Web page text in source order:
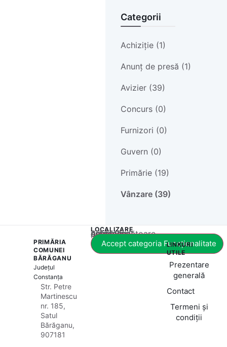
Categorii
Achiziție (1)
Anunț de presă (1)
Avizier (39)
Concurs (0)
Furnizori (0)
Guvern (0)
Primărie (19)
Vânzare (39)
PRIMĂRIA
COMUNEI
BĂRĂGANU
Județul
Constanța
Str. Petre
Martinescu
nr. 185,
Satul
Bărăganu,
907181
LOCALIZARE
Acest conținut este blocat până când acceptați categoria corespunzătoare de cookie-uri.
Accept categoria Funcționalitate
LINKURI
UTILE
Prezentare
generală
Contact
Termeni și
condiții